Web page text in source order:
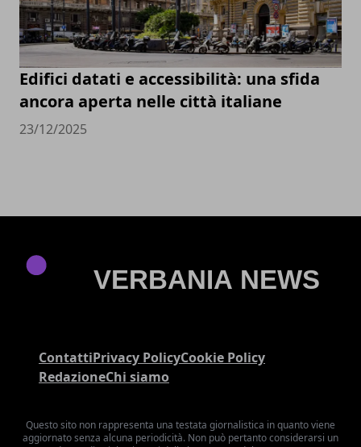
Edifici datati e accessibilità: una sfida
ancora aperta nelle città italiane
23/12/2025
ContattiPrivacy PolicyCookie Policy
RedazioneChi siamo
Questo sito non rappresenta una testata giornalistica in quanto viene
aggiornato senza alcuna periodicità. Non può pertanto considerarsi un